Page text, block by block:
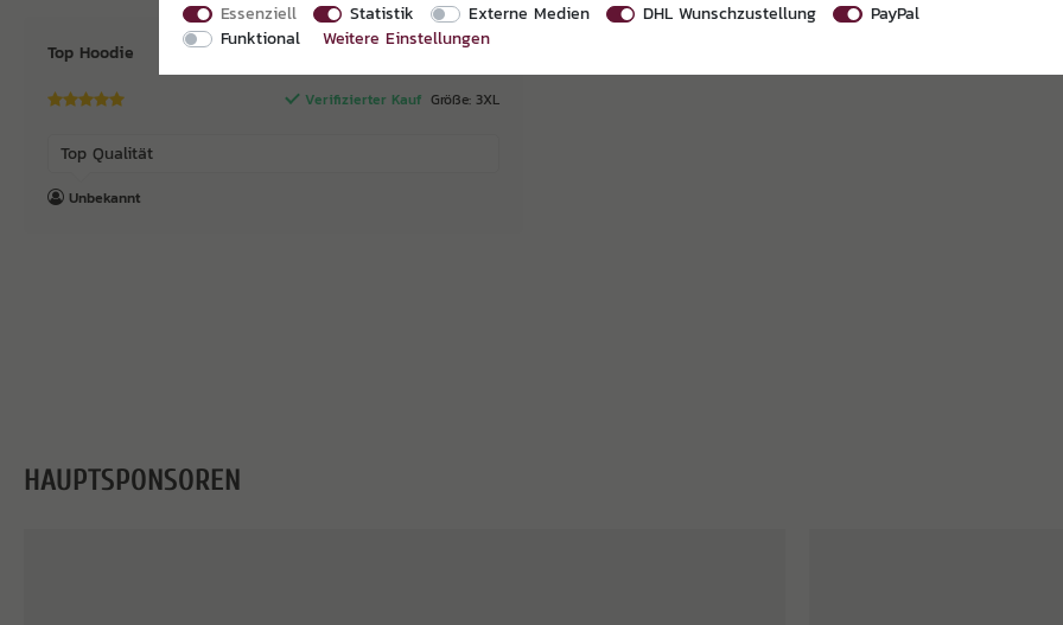
Top Hoodie
Verifizierter Kauf Größe: 3XL
Top Qualität
Unbekannt
HAUPTSPONSOREN
Essenziell
Statistik Externe Medien DHL Wunschzustellung
PayPal
Funktional
Weitere Einstellungen